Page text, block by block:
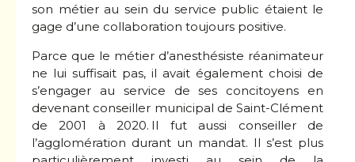
son métier au sein du service public étaient le
gage d’une collaboration toujours positive.
Parce que le métier d’anesthésiste réanimateur
ne lui suffisait pas, il avait également choisi de
s’engager au service de ses concitoyens en
devenant conseiller municipal de Saint-Clément
de 2001 à 2020. Il fut aussi conseiller de
l’agglomération durant un mandat. Il s’est plus